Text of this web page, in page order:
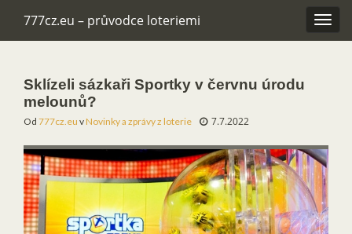
777cz.eu – průvodce loteriemi
Sklízeli sázkaři Sportky v červnu úrodu
melounů?
Od 777cz.eu vNovinky a zprávy z loterie 7.7.2022